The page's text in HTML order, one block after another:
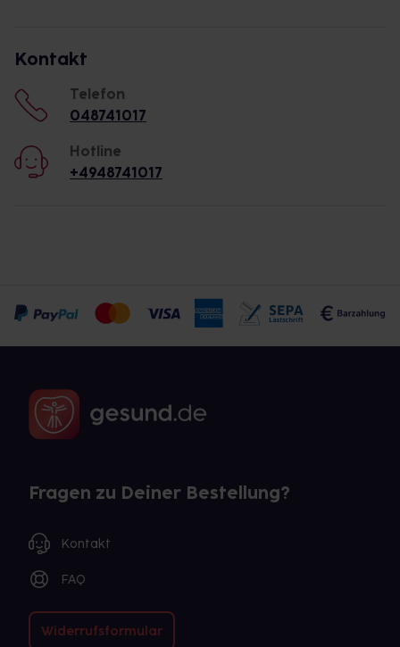
Kontakt
Telefon
048741017
Hotline
+4948741017
Fragen zu Deiner Bestellung?
Kontakt
FAQ
Widerrufsformular